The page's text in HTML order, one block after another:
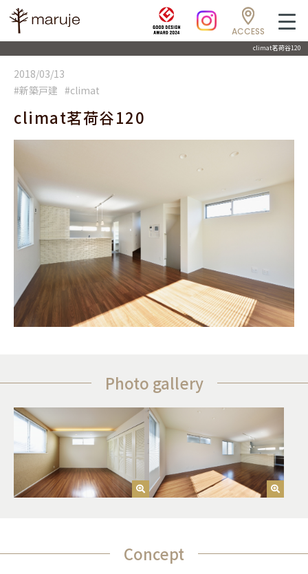
ACCESS
climat茗荷谷120
climat茗荷谷120
2018/03/13
#新築戸建 #climat
Photo gallery
Concept